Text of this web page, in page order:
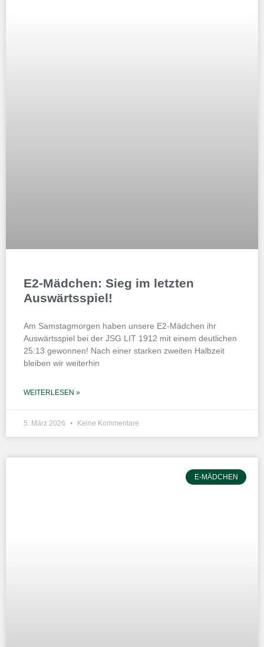
E2-Mädchen: Sieg im letzten
Auswärtsspiel!
Am Samstagmorgen haben unsere E2-Mädchen ihr
Auswärtsspiel bei der JSG LIT 1912 mit einem deutlichen
25:13 gewonnen! Nach einer starken zweiten Halbzeit
bleiben wir weiterhin
WEITERLESEN »
5. März 2026 Keine Kommentare
E-MÄDCHEN